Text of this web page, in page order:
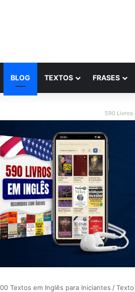
BLOG TEXTOS FRASES
590 Livros
Textos em Inglês para Iniciantes /